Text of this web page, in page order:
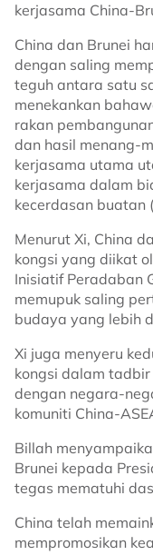
kerjasama China-
China dan Brunei
dengan saling
teguh antara satu
menekankan
rakan
dan hasil menang-
kerjasama utama
kerjasama dalam
kecerdasan buatan
Menurut Xi, China
kongsi yang diikat
Inisiatif Peradaban
memupuk saling
budaya yang lebih
Xi juga menyeru
kongsi dalam
dengan negara-
komuniti China-
Billah
Brunei kepada
tegas mematuhi
China telah
mempromosikan